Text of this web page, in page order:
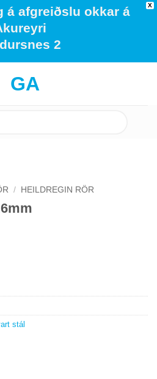
X
á afgreiðslu okkar á
2
/ HEILDREGIN RÖR
stál